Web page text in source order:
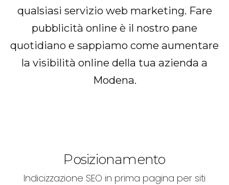
qualsiasi servizio web marketing. Fare
pubblicità online è il nostro pane
quotidiano e sappiamo come aumentare
la visibilità online della tua azienda a
Modena.
Posizionamento
Indicizzazione SEO in prima pagina per siti